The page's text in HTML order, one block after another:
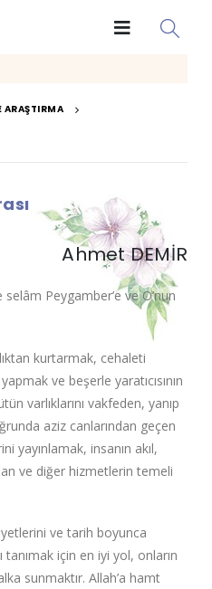
ARAŞTIRMA
Ahmet DEMİR
Peygamber’e ve O’nun
kurtarmak, cehaleti
ve beşerle yaratıcısının
varlıklarını vakfeden, yanıp
aziz canlarından geçen
yayınlamak, insanın akıl,
ve diğer hizmetlerin temeli
ve tarih boyunca
için en iyi yol, onların
sunmaktır. Allah’a hamt